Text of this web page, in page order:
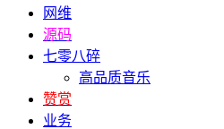
网维
源码
七零八碎
高品质音乐
赞赏
业务